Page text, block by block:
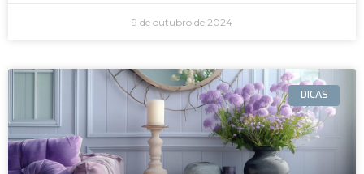
9 de outubro de 2024
DICAS